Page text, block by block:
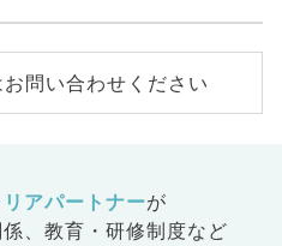
問い合わせください
アパートナーが
、 教育・研修制度など